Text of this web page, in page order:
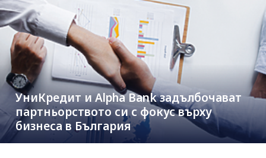
УниКредит и Alpha Bank задълбочават
партньорството си с фокус върху
бизнеса в България